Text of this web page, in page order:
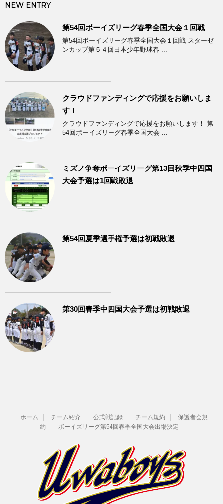
NEW ENTRY
第54回ボーイズリーグ春季全国大会１回戦
第54回ボーイズリーグ春季全国大会１回戦 スターゼ
ンカップ第５４回日本少年野球春 ...
クラウドファンディングで応援をお願いしま
す！
クラウドファンディングで応援をお願いします！ 第
54回ボーイズリーグ春季全国大会 ...
ミズノ争奪ボーイズリーグ第13回秋季中四国
大会予選は1回戦敗退
第54回夏季選手権予選は初戦敗退
第30回春季中四国大会予選は初戦敗退
ホーム チーム紹介 公式戦記録 チーム規約
保護者会規
約
ボーイズリーグ第54回春季全国大会出場決定